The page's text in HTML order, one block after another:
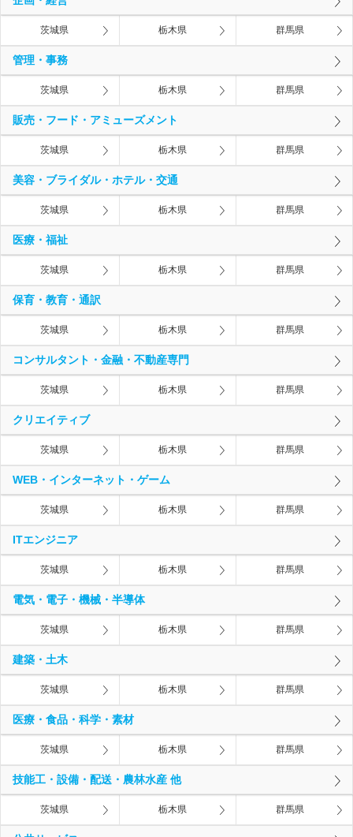
茨城県 栃木県 群馬県
管理・事務
茨城県 栃木県 群馬県
販売・フード・アミューズメント
茨城県 栃木県 群馬県
美容・ブライダル・ホテル・交通
茨城県 栃木県 群馬県
医療・福祉
茨城県 栃木県 群馬県
保育・教育・通訳
茨城県 栃木県 群馬県
コンサルタント・金融・不動産専門
茨城県 栃木県 群馬県
クリエイティブ
茨城県 栃木県 群馬県
WEB・インターネット・ゲーム
茨城県 栃木県 群馬県
ITエンジニア
茨城県 栃木県 群馬県
電気・電子・機械・半導体
茨城県 栃木県 群馬県
建築・土木
茨城県 栃木県 群馬県
医療・食品・科学・素材
茨城県 栃木県 群馬県
技能工・設備・配送・農林水産 他
茨城県 栃木県 群馬県